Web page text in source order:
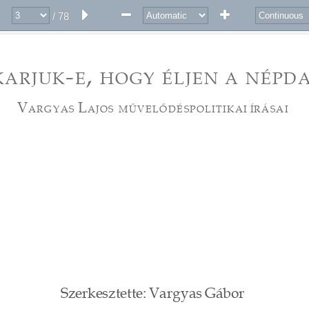
/ 78
- E , HOGY ÉLJEN A
V argyas L ajos műVeLődéspoLitikai írásai
Szerkesztette: Vargyas Gábor